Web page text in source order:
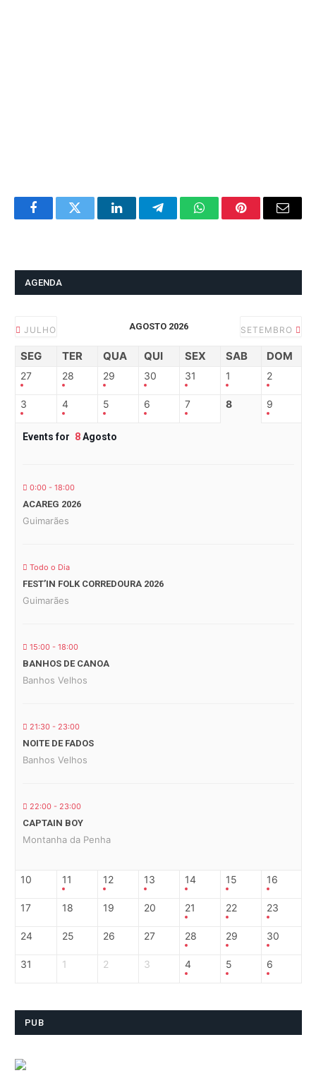
FacebookTwitter LinkedInTelegramWhatsAppPinterestEmail
AGENDA
JULHO AGOSTO 2026 SETEMBRO
SEG TER QUA QUI SEX SAB DOM
27 28 29 30 31 1 2
3 4 5 6 7 8 9
Events for 8Agosto
0:00 - 18:00
ACAREG 2026
Guimarães
Todo o Dia
FEST’IN FOLK CORREDOURA 2026
Guimarães
15:00 - 18:00
BANHOS DE CANOA
Banhos Velhos
21:30 - 23:00
NOITE DE FADOS
Banhos Velhos
22:00 - 23:00
CAPTAIN BOY
Montanha da Penha
10 11 12 13 14 15 16
17 18 19 20 21 22 23
24 25 26 27 28 29 30
31 1 2 3 4 5 6
PUB